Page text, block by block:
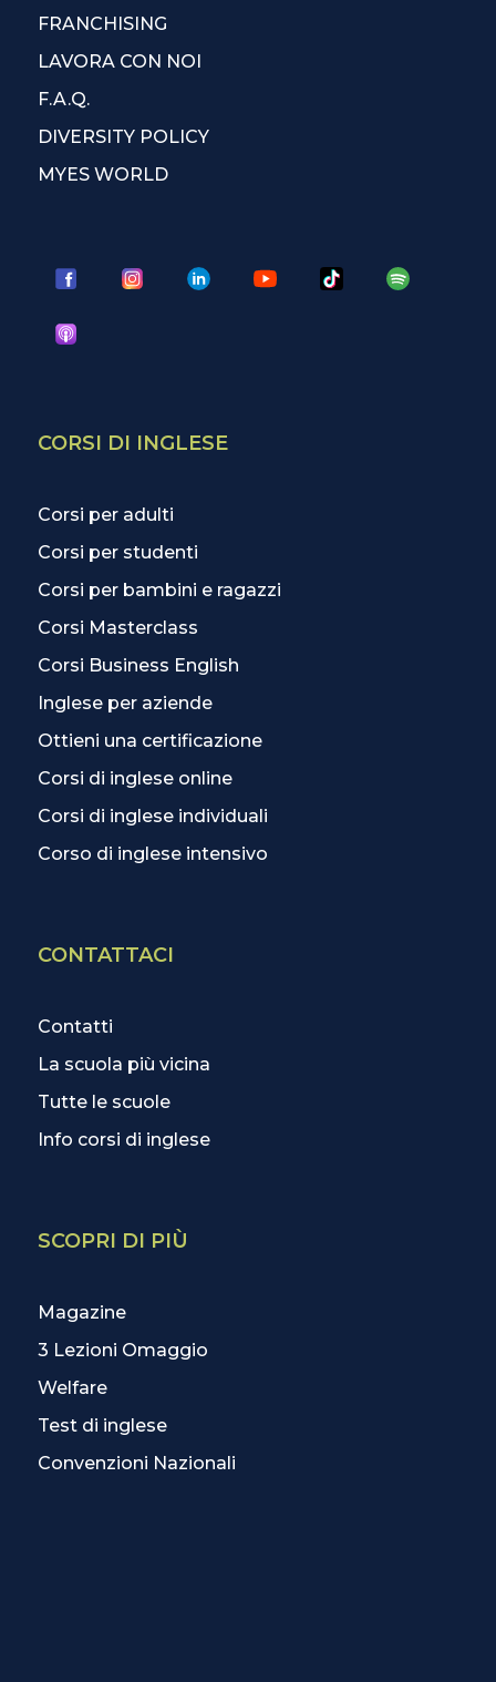
FRANCHISING
LAVORA CON NOI
F.A.Q.
DIVERSITY POLICY
MYES WORLD
CORSI DI INGLESE
Corsi per adulti
Corsi per studenti
Corsi per bambini e ragazzi
Corsi Masterclass
Corsi Business English
Inglese per aziende
Ottieni una certificazione
Corsi di inglese online
Corsi di inglese individuali
Corso di inglese intensivo
CONTATTACI
Contatti
La scuola più vicina
Tutte le scuole
Info corsi di inglese
SCOPRI DI PIÙ
Magazine
3 Lezioni Omaggio
Welfare
Test di inglese
Convenzioni Nazionali